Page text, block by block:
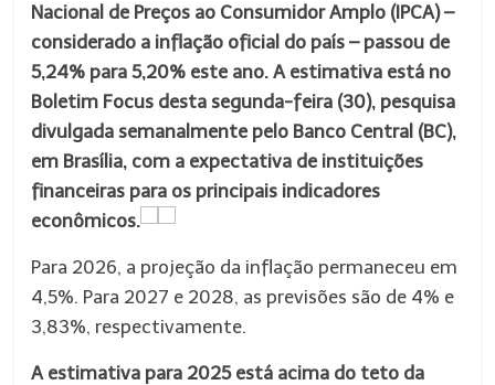
Nacional de Preços ao Consumidor Amplo (IPCA) –
considerado a inflação oficial do país – passou de
5,24% para 5,20% este ano. A estimativa está no
Boletim Focus desta segunda-feira (30), pesquisa
divulgada semanalmente pelo Banco Central (BC),
em Brasília, com a expectativa de instituições
financeiras para os principais indicadores
econômicos.
Para 2026, a projeção da inflação permaneceu em
4,5%. Para 2027 e 2028, as previsões são de 4% e
3,83%, respectivamente.
A estimativa para 2025 está acima do teto da